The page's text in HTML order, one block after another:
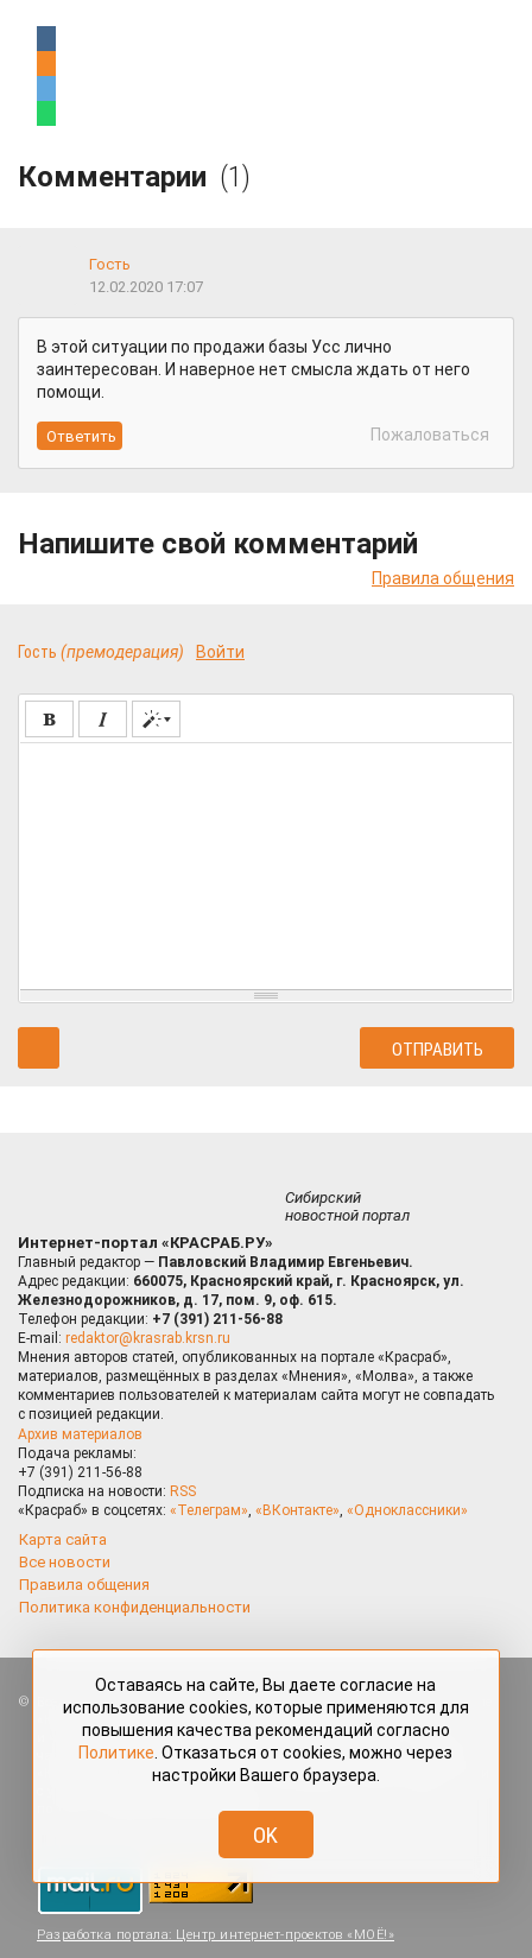
Комментарии (1)
Гость
12.02.2020 17:07
В этой ситуации по продажи базы Усс лично
заинтересован. И наверное нет смысла ждать от него
помощи.
Пожаловаться
Напишите свой комментарий
Правила общения
Гость (премодерация) Войти
Сибирский
новостной портал
Интернет-портал «КРАСРАБ.РУ»
Главный редактор — Павловский Владимир Евгеньевич.
Адрес редакции: 660075, Красноярский край, г. Красноярск, ул.
Железнодорожников, д. 17, пом. 9, оф. 615.
Телефон редакции: +7 (391) 211-56-88
E-mail: redaktor@krasrab.krsn.ru
Мнения авторов статей, опубликованных на портале «Красраб»,
материалов, размещённых в разделах «Мнения», «Молва», а также
комментариев пользователей к материалам сайта могут не совпадать
с позицией редакции.
Архив материалов
Подача рекламы:
+7 (391) 211-56-88
Подписка на новости: RSS
«Красраб» в соцсетях: «Телеграм», «ВКонтакте», «Одноклассники»
Карта сайта
Все новости
Правила общения
Политика конфиденциальности
Все права защищены. Любые материалы, размещённые на портале
«Красраб.ру» сотрудниками редакции, нештатными авторами
и читателями, являются объектами авторского права. Полное или
частичное использование материалов, размещённых на портале
«Красраб.ру», допускается только с письменного согласия редакции
redaktor@krasrab.krsn.ru.
Разработка портала: Центр интернет-проектов «МОЁ!»
Оставаясь на сайте, Вы даете согласие на
использование cookies, которые применяются для
повышения качества рекомендаций согласно
Политике . Отказаться от cookies, можно через
настройки Вашего браузера.
OK